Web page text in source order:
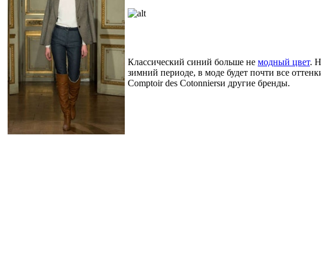
Классический синий больше не модный цвет.
зимний периоде, в моде будет почти все
Comptoir des Cotonniersи другие бренды.